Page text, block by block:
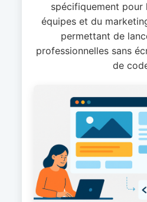
spécifiquement pour
équipes et du
permettant de
professionnelles sans
de